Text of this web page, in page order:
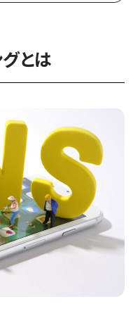
とは